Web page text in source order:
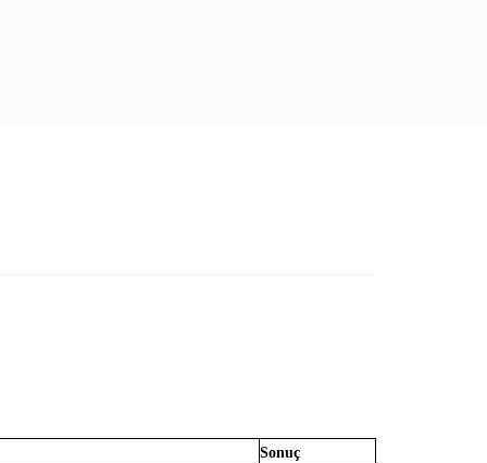
Sonuç